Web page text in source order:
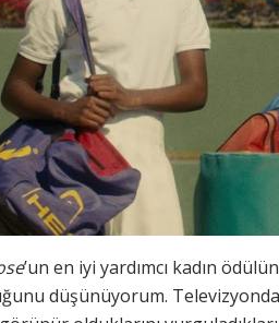
’un en iyi yardımcı kadın
düşünüyorum.